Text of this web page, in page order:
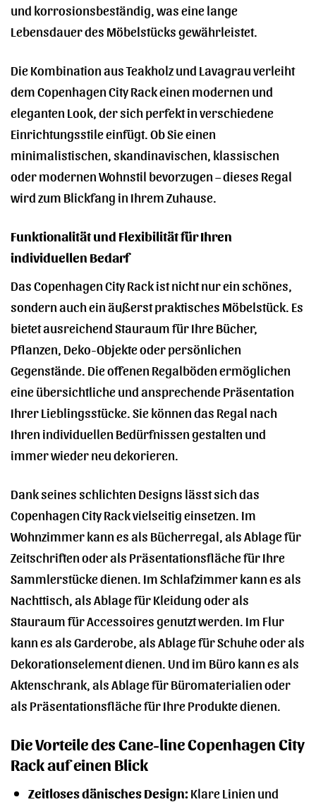
und korrosionsbeständig, was eine lange
Lebensdauer des Möbelstücks gewährleistet.
Die Kombination aus Teakholz und Lavagrau verleiht
dem Copenhagen City Rack einen modernen und
eleganten Look, der sich perfekt in verschiedene
Einrichtungsstile einfügt. Ob Sie einen
minimalistischen, skandinavischen, klassischen
oder modernen Wohnstil bevorzugen – dieses Regal
wird zum Blickfang in Ihrem Zuhause.
Funktionalität und Flexibilität für Ihren
individuellen Bedarf
Das Copenhagen City Rack ist nicht nur ein schönes,
sondern auch ein äußerst praktisches Möbelstück. Es
bietet ausreichend Stauraum für Ihre Bücher,
Pflanzen, Deko-Objekte oder persönlichen
Gegenstände. Die offenen Regalböden ermöglichen
eine übersichtliche und ansprechende Präsentation
Ihrer Lieblingsstücke. Sie können das Regal nach
Ihren individuellen Bedürfnissen gestalten und
immer wieder neu dekorieren.
Dank seines schlichten Designs lässt sich das
Copenhagen City Rack vielseitig einsetzen. Im
Wohnzimmer kann es als Bücherregal, als Ablage für
Zeitschriften oder als Präsentationsfläche für Ihre
Sammlerstücke dienen. Im Schlafzimmer kann es als
Nachttisch, als Ablage für Kleidung oder als
Stauraum für Accessoires genutzt werden. Im Flur
kann es als Garderobe, als Ablage für Schuhe oder als
Dekorationselement dienen. Und im Büro kann es als
Aktenschrank, als Ablage für Büromaterialien oder
als Präsentationsfläche für Ihre Produkte dienen.
Die Vorteile des Cane-line Copenhagen City
Rack auf einen Blick
Zeitloses dänisches Design:Klare Linien und